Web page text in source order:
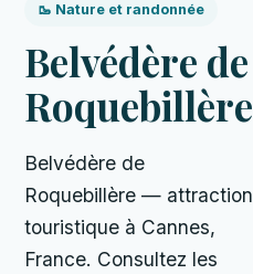
🥾 Nature et randonnée
Belvédère de
Roquebillère
Belvédère de
Roquebillère — attraction
touristique à Cannes,
France. Consultez les